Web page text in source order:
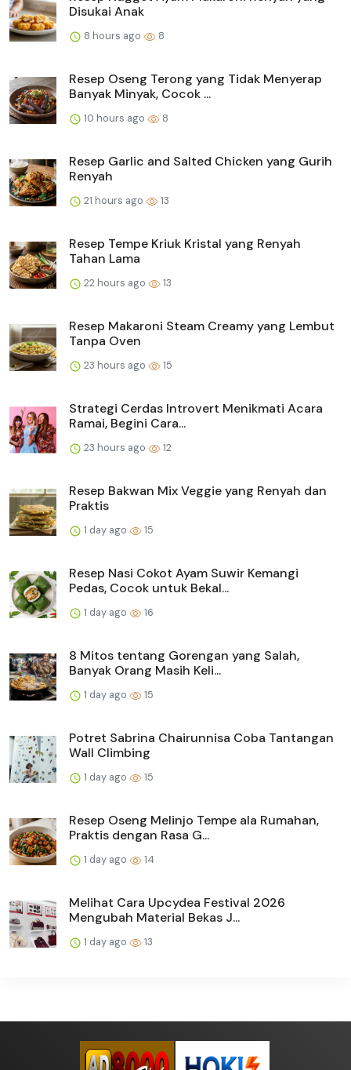
Disukai Anak
8 hours ago 8
Resep Oseng Terong yang Tidak Menyerap
Banyak Minyak, Cocok ...
10 hours ago 8
Resep Garlic and Salted Chicken yang Gurih
Renyah
21 hours ago 13
Resep Tempe Kriuk Kristal yang Renyah
Tahan Lama
22 hours ago 13
Resep Makaroni Steam Creamy yang Lembut
Tanpa Oven
23 hours ago 15
Strategi Cerdas Introvert Menikmati Acara
Ramai, Begini Cara...
23 hours ago 12
Resep Bakwan Mix Veggie yang Renyah dan
Praktis
1 day ago 15
Resep Nasi Cokot Ayam Suwir Kemangi
Pedas, Cocok untuk Bekal...
1 day ago 16
8 Mitos tentang Gorengan yang Salah,
Banyak Orang Masih Keli...
1 day ago 15
Potret Sabrina Chairunnisa Coba Tantangan
Wall Climbing
1 day ago 15
Resep Oseng Melinjo Tempe ala Rumahan,
Praktis dengan Rasa G...
1 day ago 14
Melihat Cara Upcydea Festival 2026
Mengubah Material Bekas J...
1 day ago 13